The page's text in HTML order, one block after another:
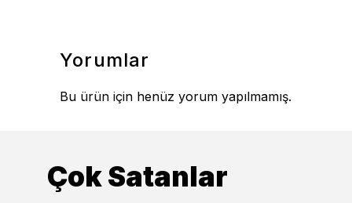
Yorumlar
Bu ürün için henüz yorum yapılmamış.
Çok Satanlar